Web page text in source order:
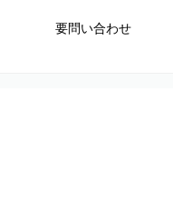
要問い合わせ